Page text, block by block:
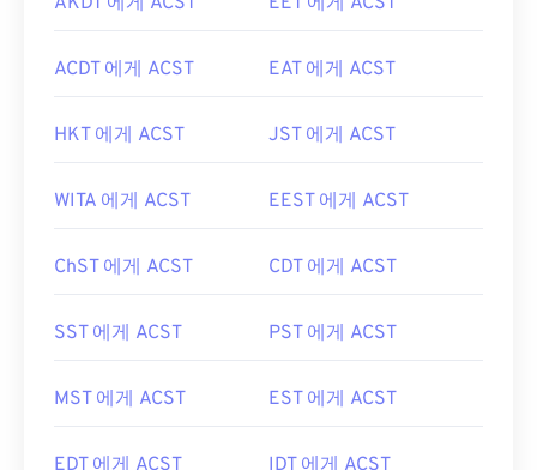
ACDT 에게 ACST EAT 에게 ACST
HKT 에게 ACST JST 에게 ACST
WITA 에게 ACST EEST 에게 ACST
ChST 에게 ACST CDT 에게 ACST
SST 에게 ACST PST 에게 ACST
MST 에게 ACST EST 에게 ACST
EDT 에게 ACST IDT 에게 ACST